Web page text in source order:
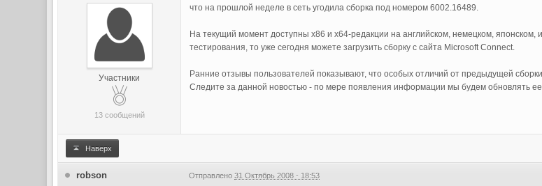
Участники
13 сообщений
что на прошлой неделе в сеть угодила сборка под номером 6002.16489.
На текущий момент доступны x86 и x64-редакции на английском, немецком,
тестирования, то уже сегодня можете загрузить сборку с сайта Microsoft Connect.
Ранние отзывы пользователей показывают, что особых отличий от предыдущей
Следите за данной новостью - по мере появления информации мы будем обновлять
Наверх
robson Отправлено31 Октябрь 2008 - 18:53